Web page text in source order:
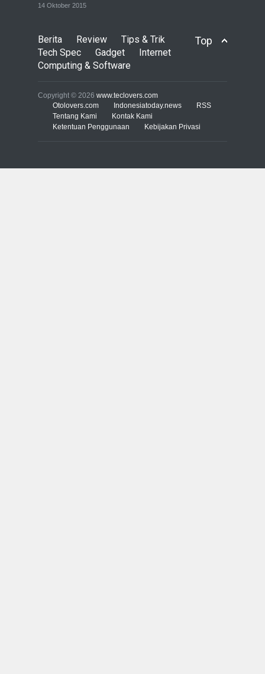
TECH SPEC 8 Januari 2017
serangan siber 2017 kian
gencar
COMPUTING & SOFTWARE
7 Januari 2017
14 Oktober 2015
Top
Berita Review
Tips & Trik
Tech Spec
Gadget
Internet
Computing & Software
Copyright © 2026 www.teclovers.com
Otolovers.com
Indonesiatoday.news
RSS
Tentang Kami
Kontak Kami
Ketentuan Penggunaan
Kebijakan Privasi